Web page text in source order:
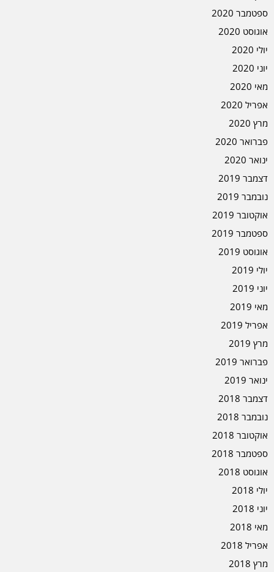
ספטמבר 2020
אוגוסט 2020
יולי 2020
יוני 2020
מאי 2020
אפריל 2020
מרץ 2020
פברואר 2020
ינואר 2020
דצמבר 2019
נובמבר 2019
אוקטובר 2019
ספטמבר 2019
אוגוסט 2019
יולי 2019
יוני 2019
מאי 2019
אפריל 2019
מרץ 2019
פברואר 2019
ינואר 2019
דצמבר 2018
נובמבר 2018
אוקטובר 2018
ספטמבר 2018
אוגוסט 2018
יולי 2018
יוני 2018
מאי 2018
אפריל 2018
מרץ 2018